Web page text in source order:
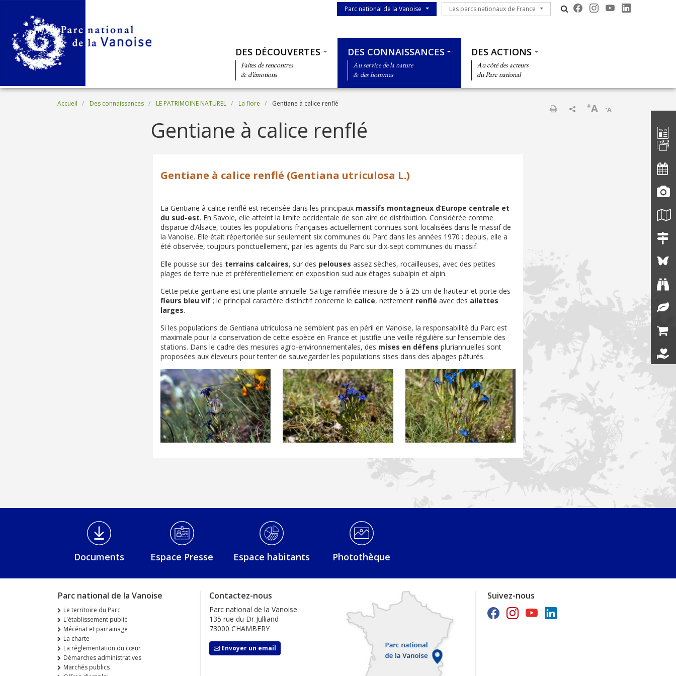
Menu du parc
Parc national de la Vanoise Les parcs nationaux de France
Les parcs nationaux de France
DES DÉCOUVERTES
Faites de rencontres
& d’émotions
DES CONNAISSANCES
Au service de la nature
& des hommes
DES ACTIONS
Au côté des acteurs
du Parc national
Fil d'Ariane
Accueil Des connaissances LE PATRIMOINE NATUREL La flore Gentiane à calice renflé
-A
+A
Gentiane à calice renflé
Gentiane à calice renflé (Gentiana utriculosa L.)
La Gentiane à calice renflé est recensée dans les principaux massifs montagneux d’Europe centrale et
du sud-est. En Savoie, elle atteint la limite occidentale de son aire de distribution. Considérée comme
disparue d’Alsace, toutes les populations françaises actuellement connues sont localisées dans le massif de
la Vanoise. Elle était répertoriée sur seulement six communes du Parc dans les années 1970 ; depuis, elle a
été observée, toujours ponctuellement, par les agents du Parc sur dix-sept communes du massif.
Elle pousse sur des terrains calcaires, sur des pelouses assez sèches, rocailleuses, avec des petites
plages de terre nue et préférentiellement en exposition sud aux étages subalpin et alpin.
Cette petite gentiane est une plante annuelle. Sa tige ramifiée mesure de 5 à 25 cm de hauteur et porte des
fleurs bleu vif ; le principal caractère distinctif concerne le calice, nettement renflé avec des ailettes
larges.
Si les populations de Gentiana utriculosa ne semblent pas en péril en Vanoise, la responsabilité du Parc est
maximale pour la conservation de cette espèce en France et justifie une veille régulière sur l’ensemble des
stations. Dans le cadre des mesures agro-environnementales, des mises en défens pluriannuelles sont
proposées aux éleveurs pour tenter de sauvegarder les populations sises dans des alpages pâturés.
Médiathèque Footer
Documents Espace Presse Espace habitants Photothèque
Parc national de la Vanoise
Le territoire du Parc
L'établissement public
Mécénat et parrainage
La charte
La réglementation du cœur
Démarches administratives
Marchés publics
Contactez-nous
Parc national de la Vanoise
135 rue du Dr Julliand
73000 CHAMBERY
Envoyer un email
Suivez-nous